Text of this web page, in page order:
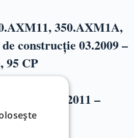
350.AXM1A,
construcție 03.2009 –
95 CP
(312) ( 05.2011 –